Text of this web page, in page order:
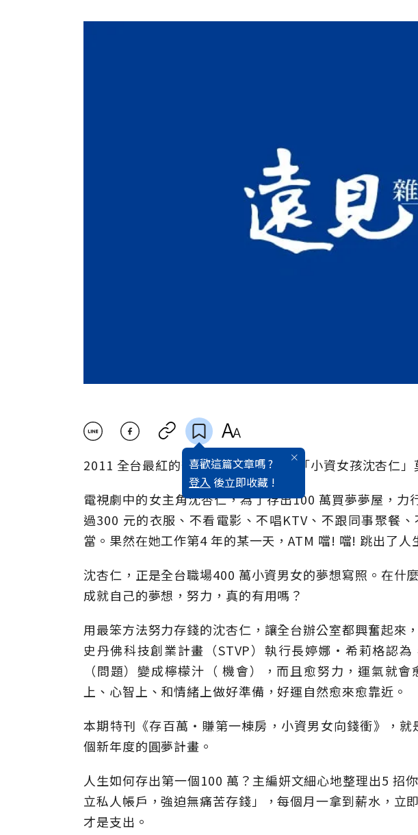
喜歡這篇文章嗎 ?
登入 後立即收藏 !
2011 全台最紅的辦公室職場代表，非「小資女孩沈杏仁」
電視劇中的女主角沈杏仁，為了存出100 萬買夢夢屋，力
過300 元的衣服、不看電影、不唱KTV、不跟同事聚餐
當。果然在她工作第4 年的某一天，ATM 噹! 噹! 跳出了人
沈杏仁，正是全台職場400 萬小資男女的夢想寫照。在什
成就自己的夢想，努力，真的有用嗎？
用最笨方法努力存錢的沈杏仁，讓全台辦公室都興奮起來
史丹佛科技創業計畫（STVP）執行長婷娜‧希莉格認
（問題）變成檸檬汁（ 機會），而且愈努力，運氣就
上、心智上、和情緒上做好準備，好運自然愈來愈靠近。
本期特刊《存百萬‧賺第一棟房，小資男女向錢衝》，就
個新年度的圓夢計畫。
人生如何存出第一個100 萬？主編妍文細心地整理出5 招
立私人帳戶，強迫無痛苦存錢」，每個月一拿到薪水，立
才是支出。